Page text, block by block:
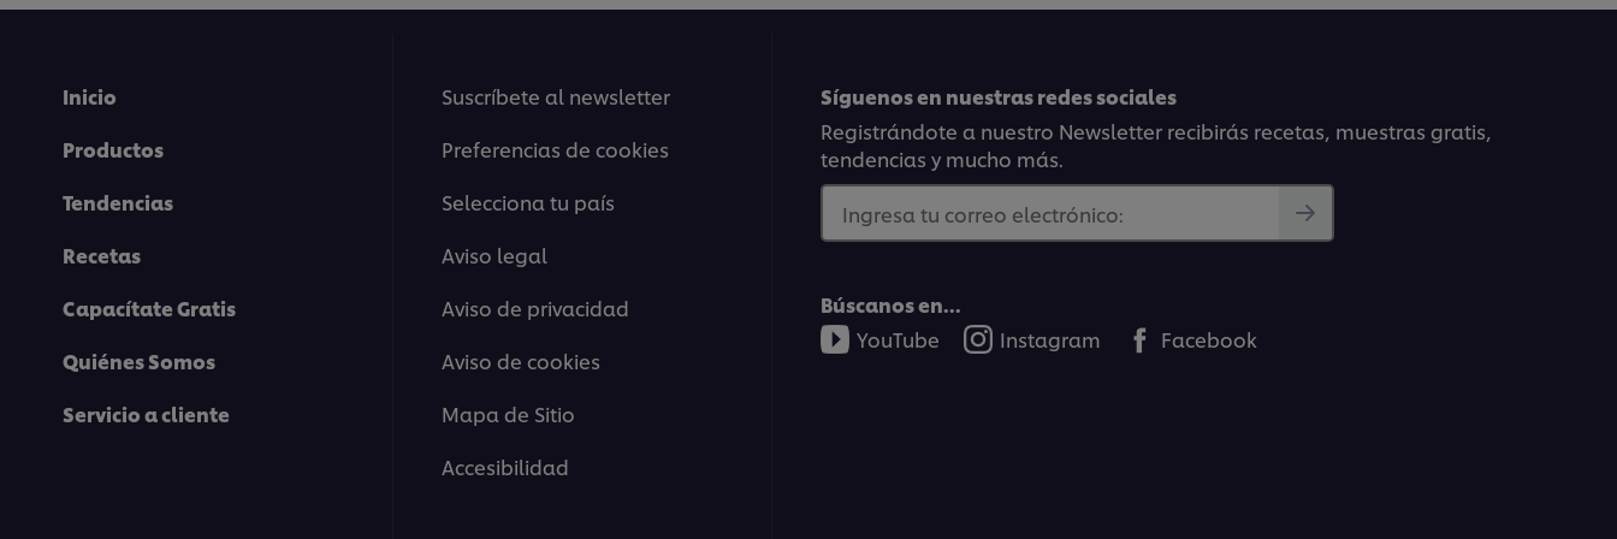
Inicio
Productos
Tendencias
Recetas
Capacítate Gratis
Quiénes Somos
Servicio a cliente
Suscríbete al newsletter
Preferencias de cookies
Selecciona tu país
Aviso legal
Aviso de privacidad
Aviso de cookies
Mapa de Sitio
Accesibilidad
Síguenos en nuestras redes sociales
Registrándote a nuestro Newsletter recibirás recetas, muestras gratis,
tendencias y mucho más.
Ingresa tu correo electrónico:
Búscanos en...
YouTube
Instagram Facebook